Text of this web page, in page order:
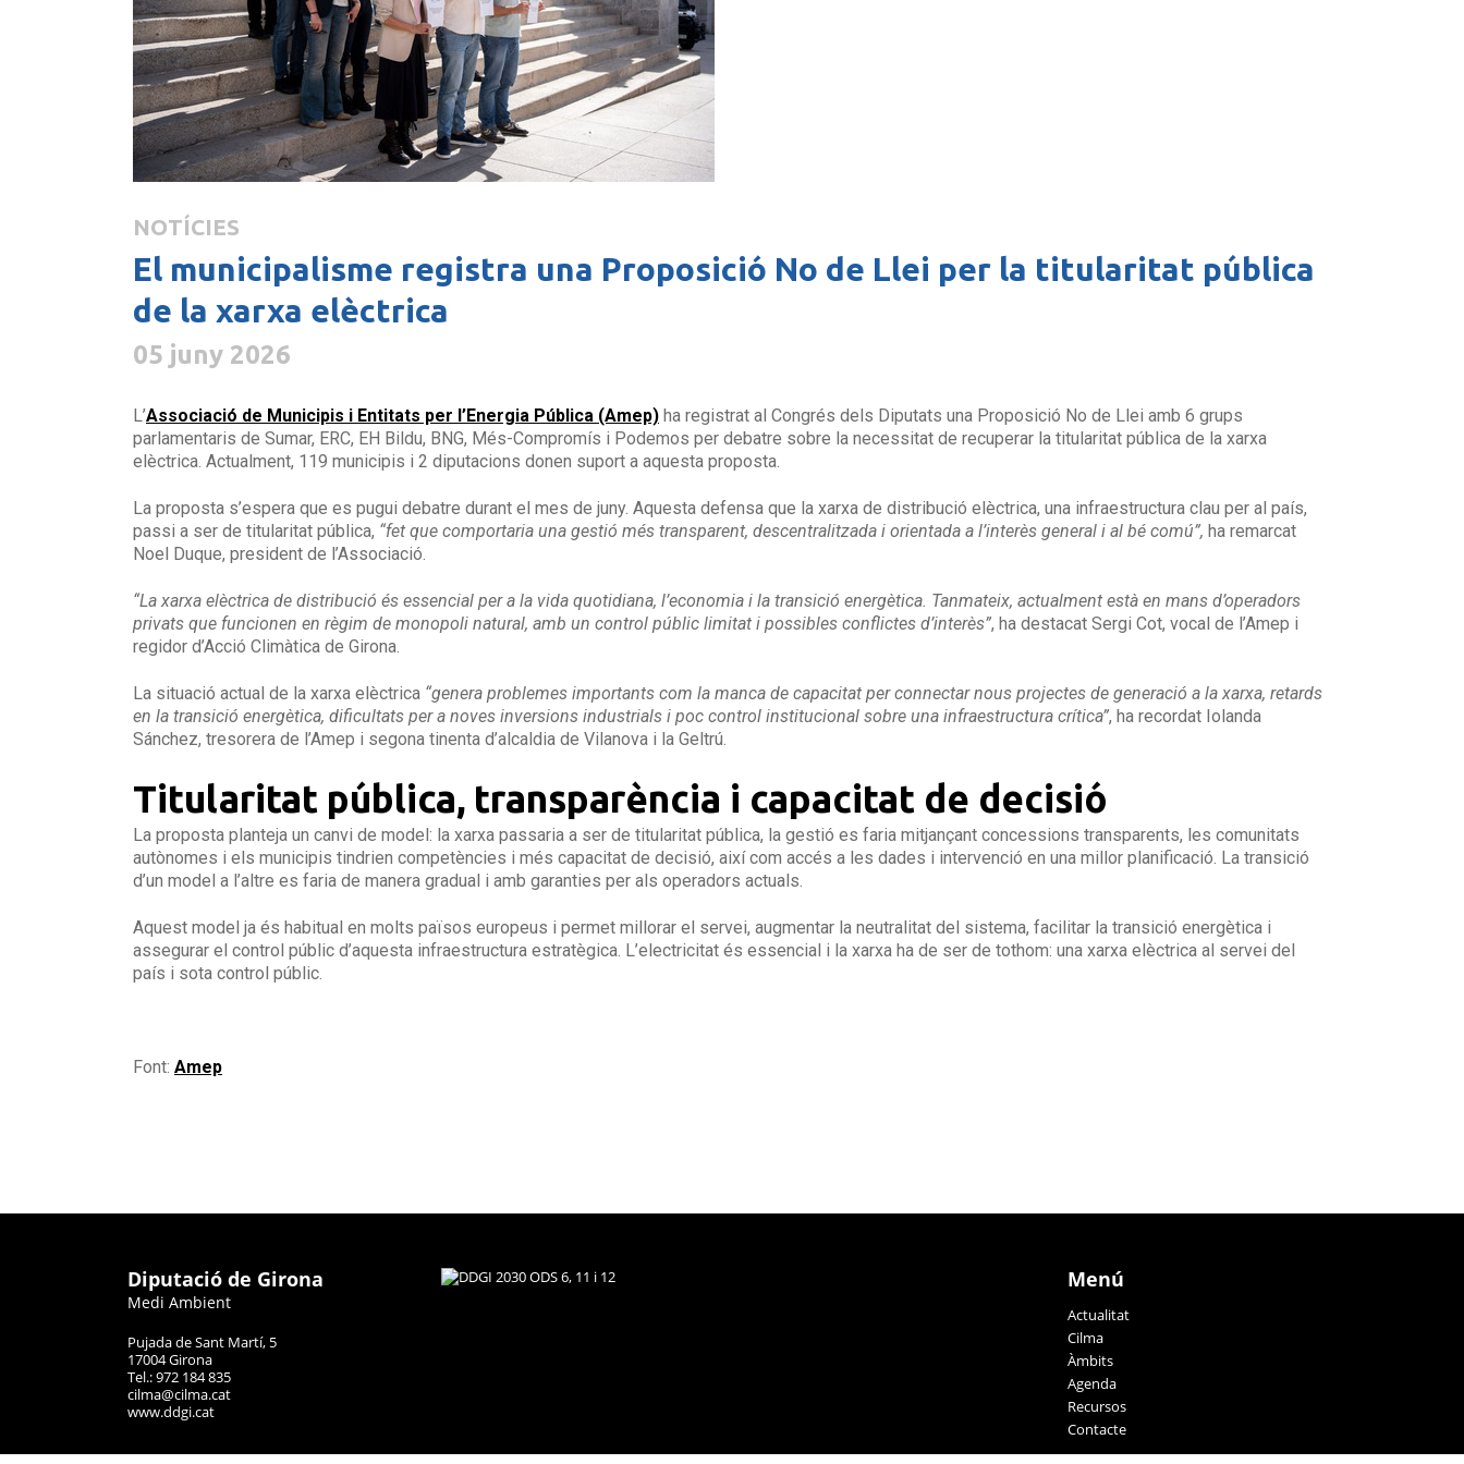
NOTÍCIES
El municipalisme registra una Proposició No de Llei per la titularitat pública
de la xarxa elèctrica
05 juny 2026
L’Associació de Municipis i Entitats per l’Energia Pública (Amep) ha registrat al Congrés dels Diputats una Proposició No de Llei amb 6 grups
parlamentaris de Sumar, ERC, EH Bildu, BNG, Més-Compromís i Podemos per debatre sobre la necessitat de recuperar la titularitat pública de la xarxa
elèctrica. Actualment, 119 municipis i 2 diputacions donen suport a aquesta proposta.
La proposta s’espera que es pugui debatre durant el mes de juny. Aquesta defensa que la xarxa de distribució elèctrica, una infraestructura clau per al país,
passi a ser de titularitat pública, “fet que comportaria una gestió més transparent, descentralitzada i orientada a l’interès general i al bé comú”, ha remarcat
Noel Duque, president de l’Associació.
“La xarxa elèctrica de distribució és essencial per a la vida quotidiana, l’economia i la transició energètica. Tanmateix, actualment està en mans d’operadors
privats que funcionen en règim de monopoli natural, amb un control públic limitat i possibles conflictes d’interès”, ha destacat Sergi Cot, vocal de l’Amep i
regidor d’Acció Climàtica de Girona.
La situació actual de la xarxa elèctrica “genera problemes importants com la manca de capacitat per connectar nous projectes de generació a la xarxa, retards
en la transició energètica, dificultats per a noves inversions industrials i poc control institucional sobre una infraestructura crítica”, ha recordat Iolanda
Sánchez, tresorera de l’Amep i segona tinenta d’alcaldia de Vilanova i la Geltrú.
Titularitat pública, transparència i capacitat de decisió
La proposta planteja un canvi de model: la xarxa passaria a ser de titularitat pública, la gestió es faria mitjançant concessions transparents, les comunitats
autònomes i els municipis tindrien competències i més capacitat de decisió, així com accés a les dades i intervenció en una millor planificació. La transició
d’un model a l’altre es faria de manera gradual i amb garanties per als operadors actuals.
Aquest model ja és habitual en molts països europeus i permet millorar el servei, augmentar la neutralitat del sistema, facilitar la transició energètica i
assegurar el control públic d’aquesta infraestructura estratègica. L’electricitat és essencial i la xarxa ha de ser de tothom: una xarxa elèctrica al servei del
país i sota control públic.
Font: Amep
Diputació de Girona
Medi Ambient
Pujada de Sant Martí, 5
17004 Girona
Tel.: 972 184 835
cilma@cilma.cat
www.ddgi.cat
Menú
Actualitat
Cilma
Àmbits
Agenda
Recursos
Contacte